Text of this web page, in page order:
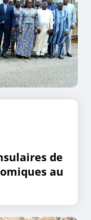
de
au